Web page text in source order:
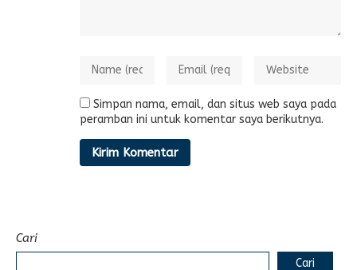
Simpan nama, email, dan situs web saya pada
peramban ini untuk komentar saya berikutnya.
Cari
Cari